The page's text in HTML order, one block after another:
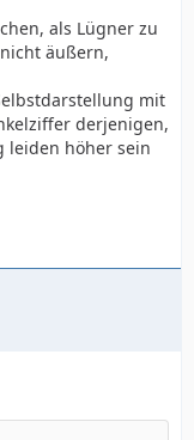
als Lügner zu
äußern,
mit
derjenigen,
leiden höher sein